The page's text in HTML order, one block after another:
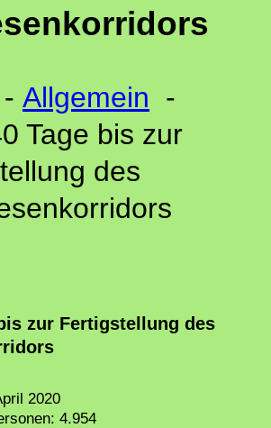
- Allgemein -
Tage bis zur
des
zur Fertigstellung des
2020
4.954